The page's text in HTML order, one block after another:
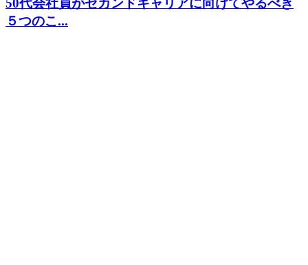
50代会社員がセカンドキャリアに向けてやるべき
５つのこ...